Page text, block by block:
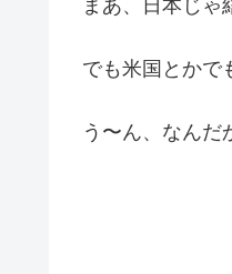
まあ、日本じ
でも米国とかで
う〜ん、なんだ